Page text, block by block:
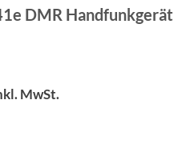
DMR Handfunkgerät
MwSt.